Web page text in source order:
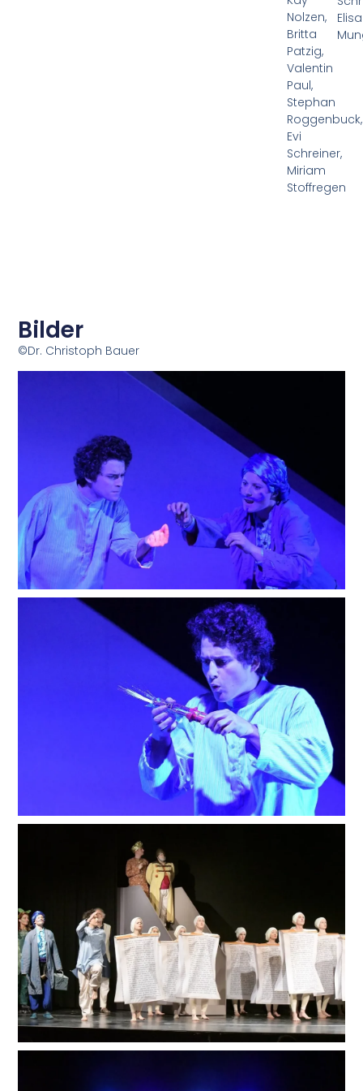
Nolzen,
Britta
Patzig,
Valentin
Paul,
Stephan
Roggenbuck,
Evi
Schreiner,
Miriam
Stoffregen
Elisa
Bilder
©Dr. Christoph Bauer